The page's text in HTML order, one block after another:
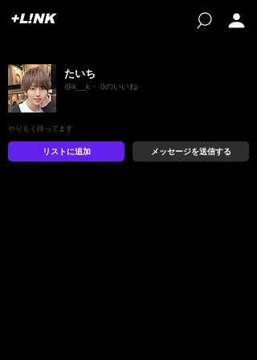
+L!NK
たいち
@k__k・ 0のいいね
やりもく待ってます
リストに追加 メッセージを送信する